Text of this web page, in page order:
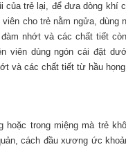
của trẻ lại, để đưa dòng khí
cho trẻ nằm ngửa, dùng
nhớt và các chất tiết
viên dùng ngón cái đặt
và các chất tiết từ hầu
hoặc trong miệng mà trẻ
cách đầu xương ức